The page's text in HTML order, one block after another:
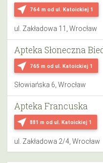
near_me 764 m od ul. Katoickiej 1
ul. Zakładowa 11, Wrocław
near_me 765 m od ul. Katoickiej 1
Apteka Słoneczna
Słowiańska 6, Wrocław
near_me 881 m od ul. Katoickiej 1
Apteka Francuska
ul. Zakładowa 2/4, Wrocław